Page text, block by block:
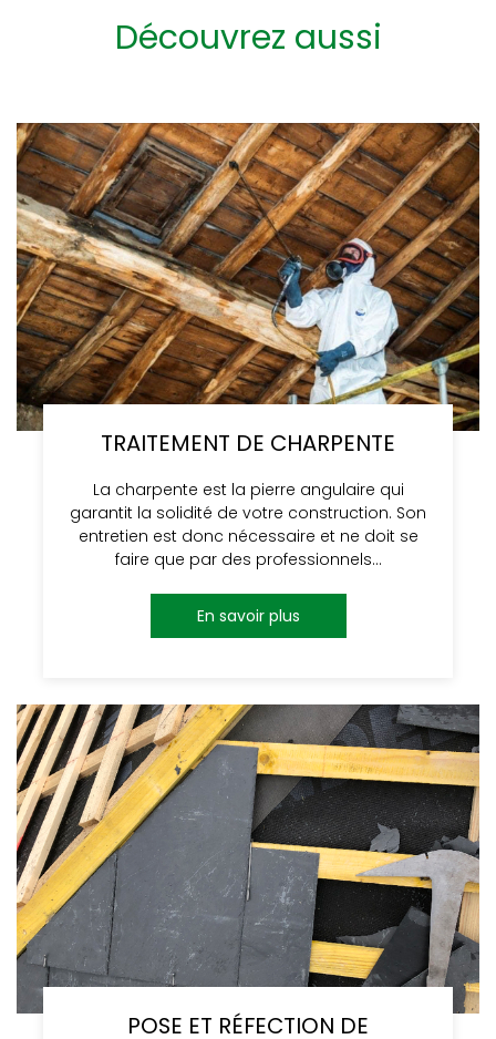
Découvrez aussi
TRAITEMENT DE CHARPENTE
La charpente est la pierre angulaire qui
garantit la solidité de votre construction. Son
entretien est donc nécessaire et ne doit se
faire que par des professionnels…
En savoir plus
POSE ET RÉFECTION DE